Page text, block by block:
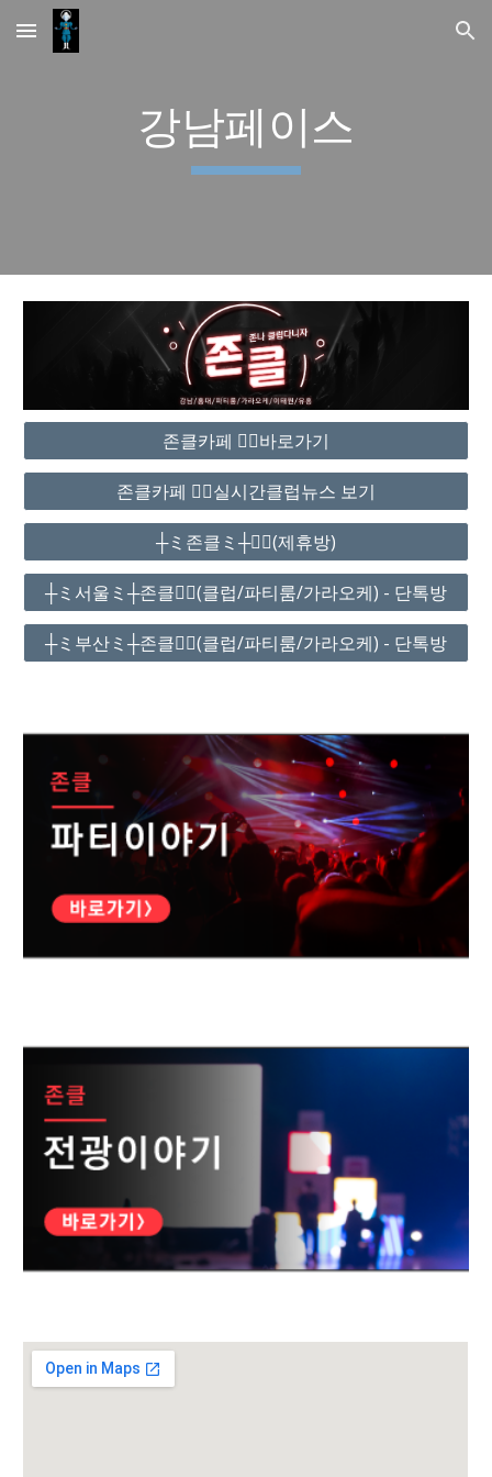
Skip to main content Skip to navigation
강남페이스
존클카페 ❤️‍🔥바로가기
존클카페 ❤️‍🔥실시간클럽뉴스 보기
┼ミ존클ミ┼❤️‍🔥(제휴방)
┼ミ서울ミ┼존클❤️‍🔥(클럽/파티룸/가라오케) - 단톡방
┼ミ부산ミ┼존클❤️‍🔥(클럽/파티룸/가라오케) - 단톡방